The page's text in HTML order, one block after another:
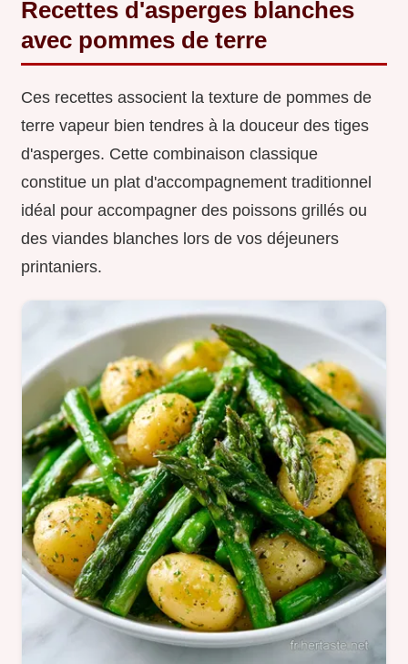
Recettes d'asperges blanches
avec pommes de terre
Ces recettes associent la texture de pommes de
terre vapeur bien tendres à la douceur des tiges
d'asperges. Cette combinaison classique
constitue un plat d'accompagnement traditionnel
idéal pour accompagner des poissons grillés ou
des viandes blanches lors de vos déjeuners
printaniers.